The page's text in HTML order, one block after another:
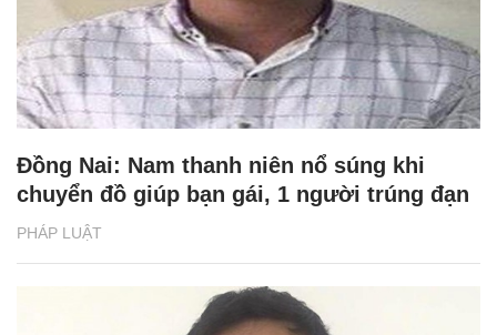
PHÁP LUẬT
Đồng Nai: Nam thanh niên nổ súng khi
chuyển đồ giúp bạn gái, 1 người trúng đạn